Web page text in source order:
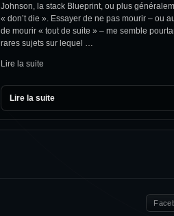
Johnson, la stack Blueprint, ou plus
« don’t die ». Essayer de ne pas mourir – ou
de mourir « tout de suite » – me semble
rares sujets sur lequel …
Lire la suite
Lire la suite